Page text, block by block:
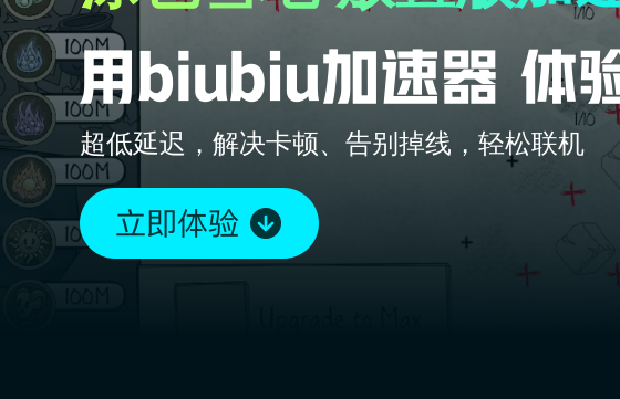
超低延迟，解决卡顿、告别掉线，轻松联机